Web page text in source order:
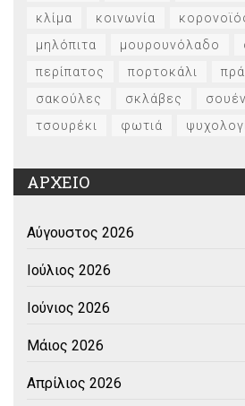
κλίμα
κοινωνία
μηλόπιτα
μουρουνόλαδο
περίπατος
πορτοκάλι
σακούλες
σκλάβες
τσουρέκι
φωτιά
ΑΡΧΕΙΟ
Αύγουστος 2026
Ιούλιος 2026
Ιούνιος 2026
Μάιος 2026
Απρίλιος 2026